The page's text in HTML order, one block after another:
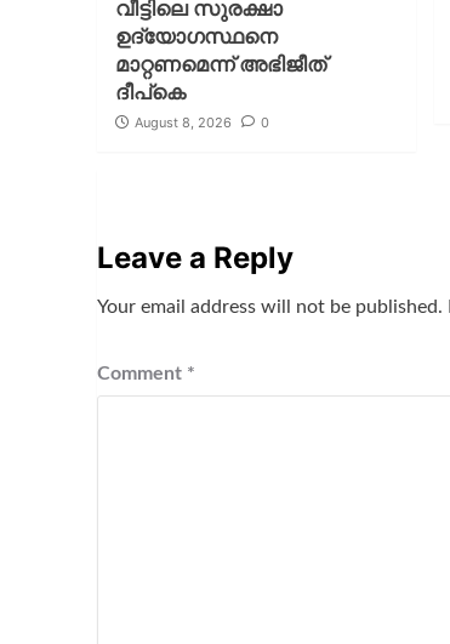
വീട്ടിലെ സുരക്ഷാ
ഉദ്യോഗസ്ഥനെ
മാറ്റണമെന്ന് അഭിജീത്
ദീപ്‌കെ
August 8, 2026 0
Leave a Reply
Your email address will not be published.
Comment *